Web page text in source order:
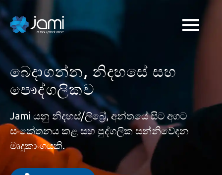
බෙදාගන්න, නිදහසේ සහ
පෞද්ගලිකව
Jami යනු නිදහස්/ලිබ්‍රේ, අන්තයේ සිට අගට
සංකේතනය කළ සහ පුද්ගලික සන්නිවේදන
මෘදුකාංගයකි.